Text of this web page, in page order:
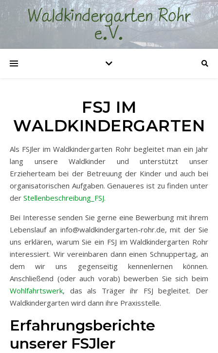
FSJ IM
WALDKINDERGARTEN
Als FSJler im Waldkindergarten Rohr begleitet man ein Jahr
lang unsere Waldkinder und unterstützt unser
Erzieherteam bei der Betreuung der Kinder und auch bei
organisatorischen Aufgaben. Genaueres ist zu finden unter
der Stellenbeschreibung_FSJ.
Bei Interesse senden Sie gerne eine Bewerbung mit ihrem
Lebenslauf an info@waldkindergarten-rohr.de, mit der Sie
uns erklären, warum Sie ein FSJ im Waldkindergarten Rohr
interessiert. Wir vereinbaren dann einen Schnuppertag, an
dem wir uns gegenseitig kennenlernen können.
Anschließend (oder auch vorab) bewerben Sie sich beim
Wohlfahrtswerk, das als Träger ihr FSJ begleitet. Der
Waldkindergarten wird dann ihre Praxisstelle.
Erfahrungsberichte
unserer FSJler